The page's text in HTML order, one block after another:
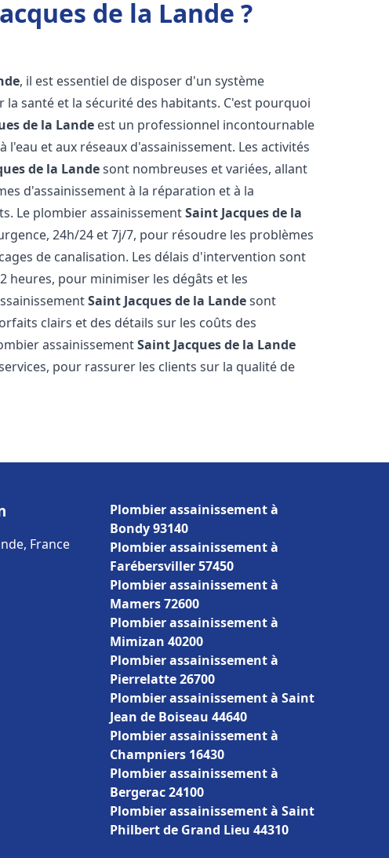
de la Lande ?
, il est essentiel de disposer d'un système
santé et la sécurité des habitants. C'est pourquoi
de la Lande est un professionnel incontournable
et aux réseaux d'assainissement. Les activités
de la Landesont nombreuses et variées, allant
d'assainissement à la réparation et à la
Le plombier assainissementSaint Jacques de la
24h/24 et 7j/7, pour résoudre les problèmes
de canalisation. Les délais d'intervention sont
heures, pour minimiser les dégâts et les
Saint Jacques de la Landesont
clairs et des détails sur les coûts des
assainissementSaint Jacques de la Lande
pour rassurer les clients sur la qualité de
France
Plombier assainissement à
Bondy 93140
Plombier assainissement à
Farébersviller 57450
Plombier assainissement à
Mamers 72600
Plombier assainissement à
Mimizan 40200
Plombier assainissement à
Pierrelatte 26700
Plombier assainissement à Saint
Jean de Boiseau 44640
Plombier assainissement à
Champniers 16430
Plombier assainissement à
Bergerac 24100
Plombier assainissement à Saint
Philbert de Grand Lieu 44310